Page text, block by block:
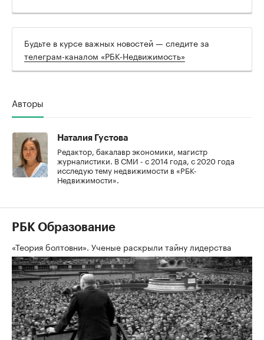
Будьте в курсе важных новостей — следите за
телеграм-каналом «РБК-Недвижимость»
Авторы
Наталия Густова
Редактор, бакалавр экономики, магистр
журналистики. В СМИ - с 2014 года, с 2020 года
исследую тему недвижимости в «РБК-
Недвижимости».
РБК Образование
«Теория болтовни». Ученые раскрыли тайну лидерства